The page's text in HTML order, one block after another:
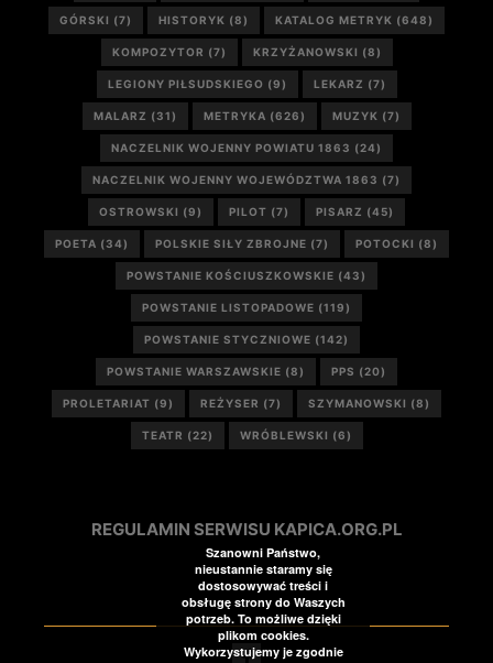
GÓRSKI (7) HISTORYK (8) KATALOG METRYK (648)
KOMPOZYTOR (7) KRZYŻANOWSKI (8)
LEGIONY PIŁSUDSKIEGO (9) LEKARZ (7)
MALARZ (31) METRYKA (626) MUZYK (7)
NACZELNIK WOJENNY POWIATU 1863 (24)
NACZELNIK WOJENNY WOJEWÓDZTWA 1863 (7)
OSTROWSKI (9) PILOT (7) PISARZ (45)
POETA (34) POLSKIE SIŁY ZBROJNE (7) POTOCKI (8)
POWSTANIE KOŚCIUSZKOWSKIE (43)
POWSTANIE LISTOPADOWE (119)
POWSTANIE STYCZNIOWE (142)
POWSTANIE WARSZAWSKIE (8) PPS (20)
PROLETARIAT (9) REŻYSER (7) SZYMANOWSKI (8)
TEATR (22) WRÓBLEWSKI (6)
REGULAMIN SERWISU KAPICA.ORG.PL
Szanowni Państwo,
nieustannie staramy się
dostosowywać treści i
obsługę strony do Waszych
potrzeb. To możliwe dzięki
plikom cookies.
Wykorzystujemy je zgodnie